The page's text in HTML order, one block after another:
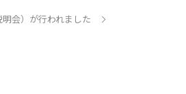
会）が行われました